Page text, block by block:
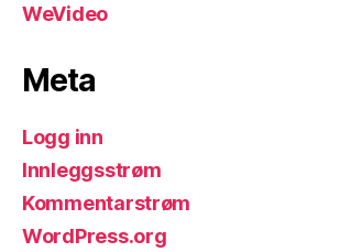
WeVideo
Meta
Logg inn
Innleggsstrøm
Kommentarstrøm
WordPress.org